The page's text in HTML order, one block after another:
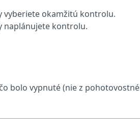
vyberiete okamžitú kontrolu.
naplánujete kontrolu.
bolo vypnuté (nie z